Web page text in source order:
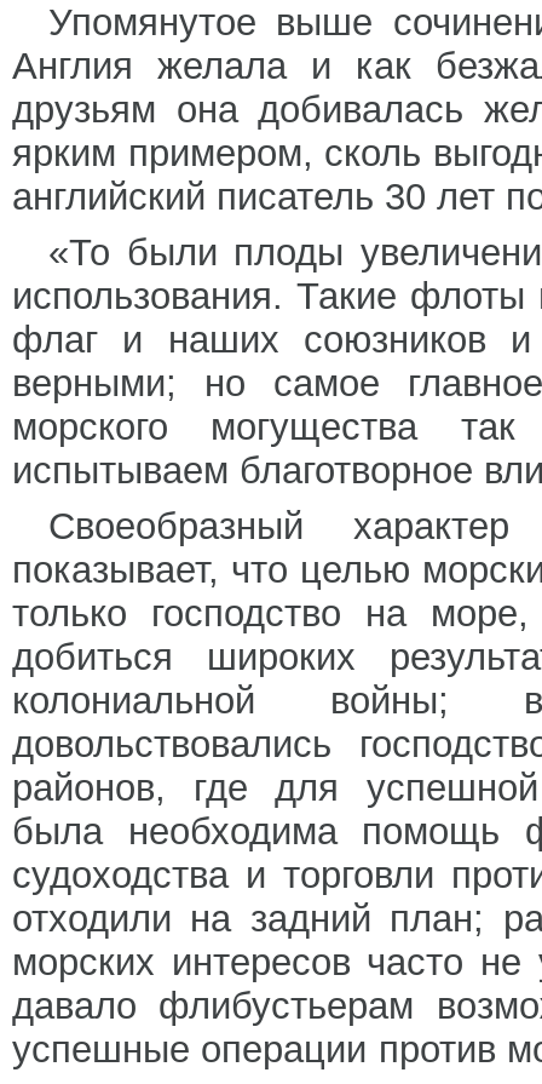
Упомянутое выше
Англия желала и как
друзьям она добивалась
ярким примером, сколь
английский писатель 30 лет
«То были плоды
использования. Такие
флаг и наших союзников
верными; но самое
морского могущества
испытываем благотворное
Своеобразный
показывает, что целью
только господство на
добиться широких
колониальной войны;
довольствовались
районов, где для
была необходима помощь
судоходства и торговли
отходили на задний план;
морских интересов часто
давало флибустьерам
успешные операции против